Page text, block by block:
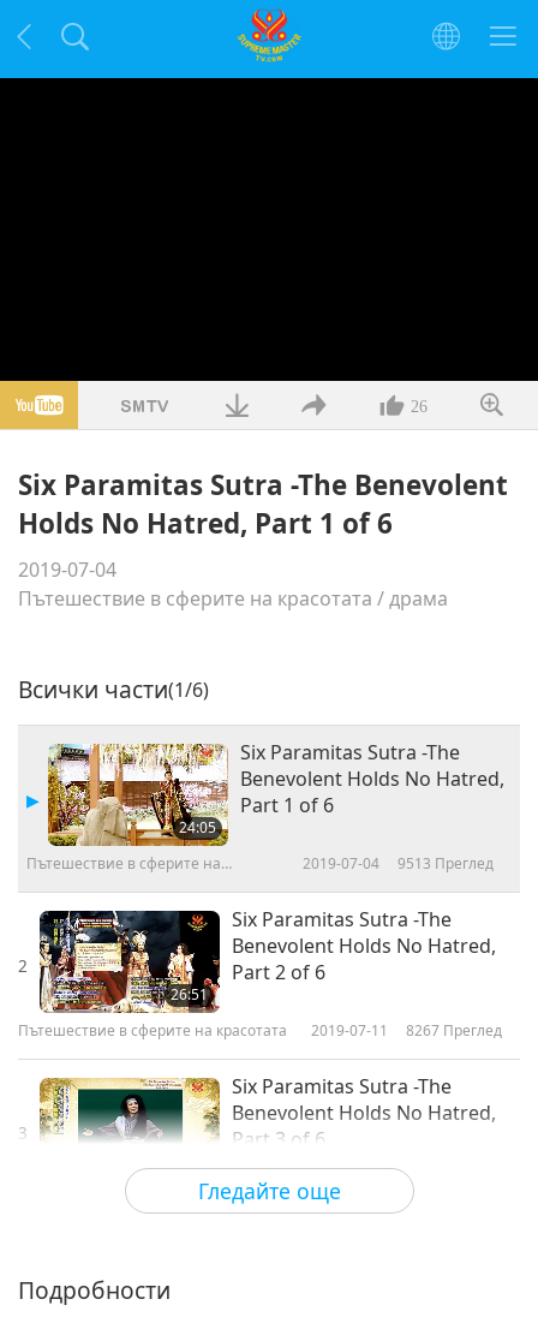
26
Six Paramitas Sutra -The Benevolent
Holds No Hatred, Part 1 of 6
2019-07-04
Пътешествие в сферите на красотата /драма
Гледайте още
Всички части(1/6)
24:05
Six Paramitas Sutra -The
Benevolent Holds No Hatred,
Part 1 of 6
Пътешествие в сферите на
2019-07-04 9513 Преглед
2
26:51
Six Paramitas Sutra -The
Benevolent Holds No Hatred,
Part 2 of 6
Пътешествие в сферите на красотата 2019-07-11 8267 Преглед
3
Six Paramitas Sutra -The
Benevolent Holds No Hatred,
Part 3 of 6
Пътешествие в сферите на красотата 2019-07-18 7770
4Подробности